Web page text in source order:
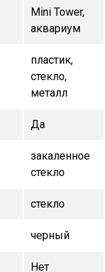
Mini Tower,
аквариум
пластик,
стекло,
металл
Да
закаленное
стекло
стекло
черный
Нет